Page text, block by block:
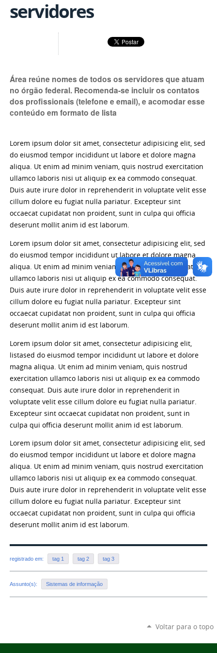
servidores
Área reúne nomes de todos os servidores que atuam
no órgão federal. Recomenda-se incluir os contatos
dos profissionais (telefone e email), e acomodar esse
conteúdo em formato de lista
Lorem ipsum dolor sit amet, consectetur adipisicing elit, sed
do eiusmod tempor incididunt ut labore et dolore magna
aliqua. Ut enim ad minim veniam, quis nostrud exercitation
ullamco laboris nisi ut aliquip ex ea commodo consequat.
Duis aute irure dolor in reprehenderit in voluptate velit esse
cillum dolore eu fugiat nulla pariatur. Excepteur sint
occaecat cupidatat non proident, sunt in culpa qui officia
deserunt mollit anim id est laborum.
Lorem ipsum dolor sit amet, consectetur adipisicing elit, sed
do eiusmod tempor incididunt ut labore et dolore magna
aliqua. Ut enim ad minim veniam, quis nostrud exercitation
ullamco laboris nisi ut aliquip ex ea commodo consequat.
Duis aute irure dolor in reprehenderit in voluptate velit esse
cillum dolore eu fugiat nulla pariatur. Excepteur sint
occaecat cupidatat non proident, sunt in culpa qui officia
deserunt mollit anim id est laborum.
Lorem ipsum dolor sit amet, consectetur adipisicing elit,
listased do eiusmod tempor incididunt ut labore et dolore
magna aliqua. Ut enim ad minim veniam, quis nostrud
exercitation ullamco laboris nisi ut aliquip ex ea commodo
consequat. Duis aute irure dolor in reprehenderit in
voluptate velit esse cillum dolore eu fugiat nulla pariatur.
Excepteur sint occaecat cupidatat non proident, sunt in
culpa qui officia deserunt mollit anim id est laborum.
Lorem ipsum dolor sit amet, consectetur adipisicing elit, sed
do eiusmod tempor incididunt ut labore et dolore magna
aliqua. Ut enim ad minim veniam, quis nostrud exercitation
ullamco laboris nisi ut aliquip ex ea commodo consequat.
Duis aute irure dolor in reprehenderit in voluptate velit esse
cillum dolore eu fugiat nulla pariatur. Excepteur sint
occaecat cupidatat non proident, sunt in culpa qui officia
deserunt mollit anim id est laborum.
registrado em: tag 1 tag 2 tag 3
Assunto(s): Sistemas de informação
Voltar para o topo